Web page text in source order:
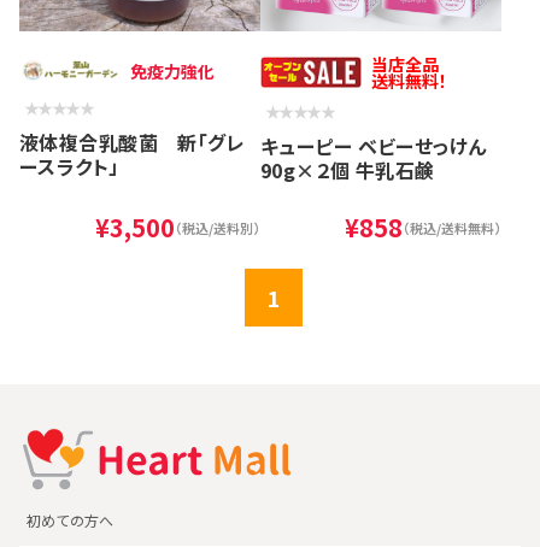
免疫力強化
液体複合乳酸菌 新「グレ
ースラクト」
¥3,500（税込/送料別）
当店全品
送料無料！
キューピー ベビーせっけん
90g×２個 牛乳石鹸
¥858（税込/送料無料）
1
初めての方へ